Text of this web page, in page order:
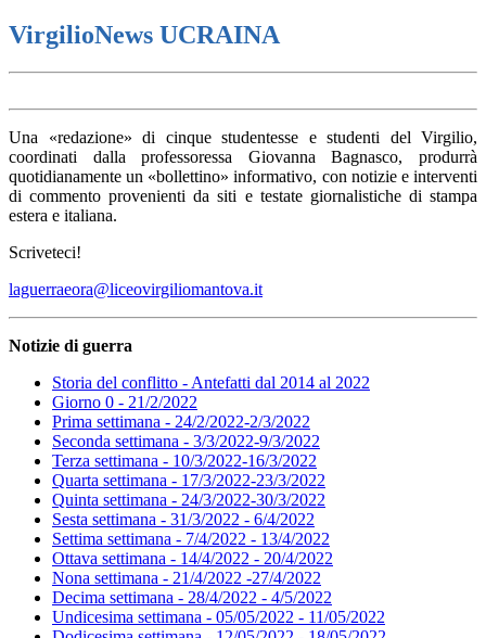
VirgilioNews UCRAINA
Una «redazione» di cinque studentesse e studenti del Virgilio,
coordinati dalla professoressa Giovanna Bagnasco, produrrà
quotidianamente un «bollettino» informativo, con notizie e interventi
di commento provenienti da siti e testate giornalistiche di stampa
estera e italiana.
Scriveteci!
laguerraeora@liceovirgiliomantova.it
Notizie di guerra
Storia del conflitto - Antefatti dal 2014 al 2022
Giorno 0 - 21/2/2022
Prima settimana - 24/2/2022-2/3/2022
Seconda settimana - 3/3/2022-9/3/2022
Terza settimana - 10/3/2022-16/3/2022
Quarta settimana - 17/3/2022-23/3/2022
Quinta settimana - 24/3/2022-30/3/2022
Sesta settimana - 31/3/2022 - 6/4/2022
Settima settimana - 7/4/2022 - 13/4/2022
Ottava settimana - 14/4/2022 - 20/4/2022
Nona settimana - 21/4/2022 -27/4/2022
Decima settimana - 28/4/2022 - 4/5/2022
Undicesima settimana - 05/05/2022 - 11/05/2022